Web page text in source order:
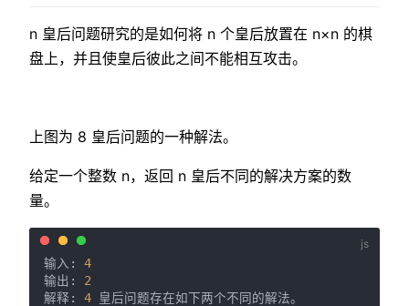
n 皇后问题研究的是如何将 n 个皇后放置在 n×n 的棋
盘上，并且使皇后彼此之间不能相互攻击。
上图为 8 皇后问题的一种解法。
给定一个整数 n，返回 n 皇后不同的解决方案的数
量。
输入: 4
输出: 2
解释: 4 皇后问题存在如下两个不同的解法。